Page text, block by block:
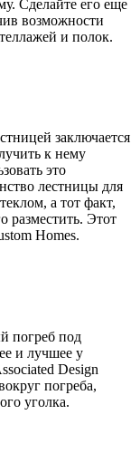
Сделайте его еще
возможности
и полок.
заключается
к нему
это
лестницы для
а тот факт,
разместить. Этот
Homes.
погреб под
и лучшее у
Design
погреба,
уголка.